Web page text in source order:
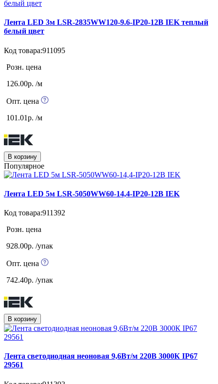
Лента LED 3м LSR-2835WW120-9.6-IP20-12B IEK теплый
белый цвет
Код товара:911095
Розн. цена
126.00р. /м
Опт. цена
101.01р. /м
В корзину
Популярное
Лента LED 5м LSR-5050WW60-14,4-IP20-12В IEK
Код товара:911392
Розн. цена
928.00р. /упак
Опт. цена
742.40р. /упак
В корзину
Лента светодиодная неоновая 9,6Вт/м 220В 3000К IP67
29561